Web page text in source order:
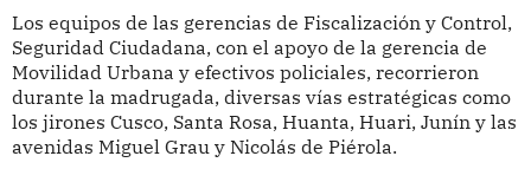
Los equipos de las gerencias de Fiscalización y Control,
Seguridad Ciudadana, con el apoyo de la gerencia de
Movilidad Urbana y efectivos policiales, recorrieron
durante la madrugada, diversas vías estratégicas como
los jirones Cusco, Santa Rosa, Huanta, Huari, Junín y las
avenidas Miguel Grau y Nicolás de Piérola.